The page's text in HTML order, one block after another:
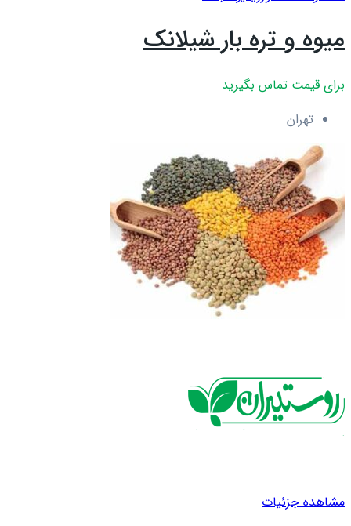
میوه و تره بار شیلانک
برای قیمت تماس بگیرید
تهران
مشاهده جزئیات